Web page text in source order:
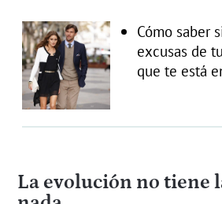
Cómo saber
excusas de
que te está
La evolución no tiene